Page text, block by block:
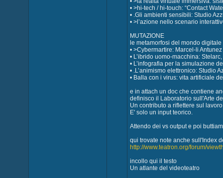
• >hi-tech / hi-touch: “Contact
• .Gli ambienti sensibili: Studio
• >l’azione nello scenario
MUTAZIONE
le metamorfosi del mondo digitale
• >Cybermartire: Marcel-li
• L’ibrido uomo-macchina:
• L’infografia per la simulazione
• .L’animismo elettronico: Studio
• Balla con i virus: vita artificiale
e in attach un doc che contiene
definisco il Laboratorio sull'Arte
Un contributo a riflettere sul
E' solo un input teorico.
Attendo dei vs output e poi
qui trovate note anche sull'Index
http://www.teatron.org/forum/
incollo qui il testo
Un atlante del videoteatro